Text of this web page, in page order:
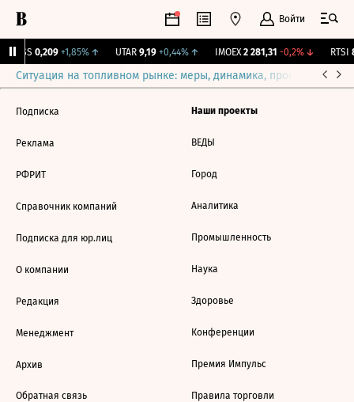
Войти
RGSS 0,209 +1,85%↑ UTAR 9,19 +0,44%↑ IMOEX 2 281,31 -0,2%↓ RTSI
Ситуация на топливном рынке: меры, динамика, прогнозы
Подписка
Реклама
РФРИТ
Справочник компаний
Подписка для юр.лиц
О компании
Редакция
Менеджмент
Архив
Обратная связь
Наши проекты
ВЕДЫ
Город
Аналитика
Промышленность
Наука
Здоровье
Конференции
Премия Импульс
Правила торговли